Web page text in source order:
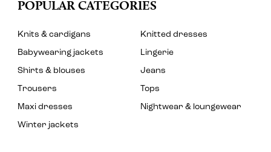
POPULAR CATEGORIES
Knits & cardigans
Knitted dresses
Babywearing jackets
Lingerie
Shirts & blouses
Jeans
Trousers
Tops
Maxi dresses
Nightwear & loungewear
Winter jackets